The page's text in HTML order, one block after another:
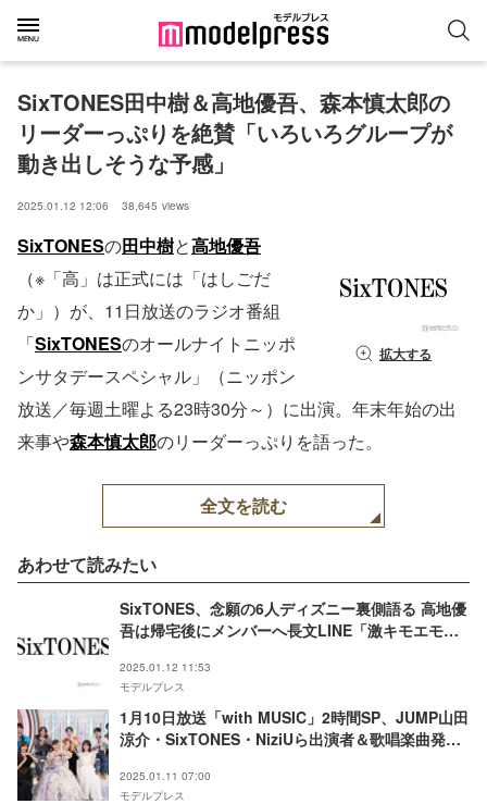
SixTONES田中樹＆高地優吾、森本慎太郎の
リーダーっぷりを絶賛「いろいろグループが
動き出しそうな予感」
2025.01.12 12:06 38,645 views
拡大する
SixTONESの田中樹と高地優吾
（※「高」は正式には「はしごだ
か」）が、11日放送のラジオ番組
「SixTONESのオールナイトニッポ
ンサタデースペシャル」（ニッポン
放送／毎週土曜よる23時30分～）に出演。年末年始の出
来事や森本慎太郎のリーダーっぷりを語った。
全文を読む
あわせて読みたい
SixTONES、念願の6人ディズニー裏側語る 高地優
吾は帰宅後にメンバーへ長文LINE「激キモエモ
2025.01.12 11:53
モデルプレス
1月10日放送「with MUSIC」2時間SP、JUMP山田
涼介・SixTONES・NiziUら出演者＆歌唱楽曲発表
2025.01.11 07:00
モデルプレス